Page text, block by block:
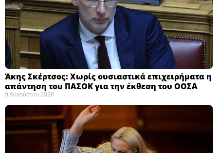
Άκης Σκέρτσος: Χωρίς ουσιαστικά επιχειρήματα η
απάντηση του ΠΑΣΟΚ για την έκθεση του ΟΟΣΑ ​
9 Αυγούστου 2026